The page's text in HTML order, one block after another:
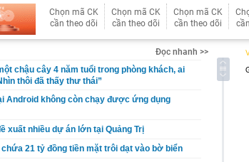
Chọn mã CK
cần theo dõi
Chọn mã CK
cần theo dõi
Chọn mã CK
cần theo dõi
Đọc nhanh >>
chậu cây 4 năm tuổi trong phòng khách, ai
thôi đã thấy thư thái”
Android không còn chạy được ứng dụng
xuất nhiều dự án lớn tại Quảng Trị
chứa 21 tỷ đồng tiền mặt trôi dạt vào bờ biển